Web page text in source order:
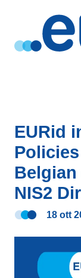
EURid
NIS2
18 ott